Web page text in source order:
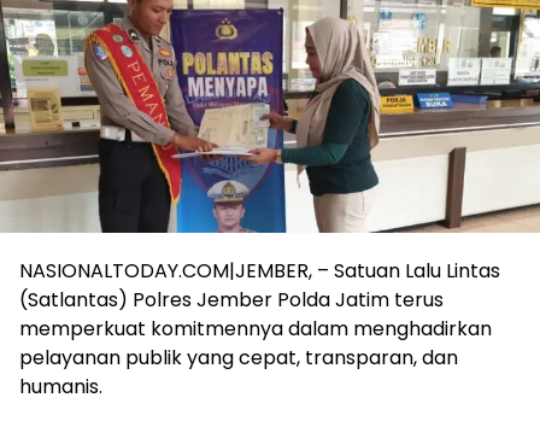
NASIONALTODAY.COM|JEMBER, – Satuan Lalu Lintas
(Satlantas) Polres Jember Polda Jatim terus
memperkuat komitmennya dalam menghadirkan
pelayanan publik yang cepat, transparan, dan
humanis.